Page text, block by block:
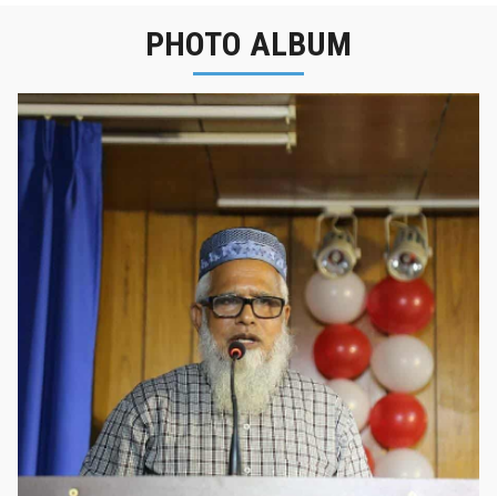
PHOTO ALBUM
নবীনবরণ - ২০২৫